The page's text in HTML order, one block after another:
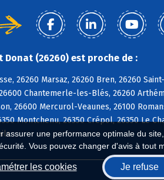
une performance optimale du
Vous pouvez changer d'avis à tout
les cookies Je refuse
(26260) est proche de :
26260 Marsaz, 26260 Bren, 26260
Chantemerle-les-Blés, 26260
26600 Mercurol-Veaunes, 26100
Montchenu, 26350 Crépol, 26350 Le
Biocoop.fr